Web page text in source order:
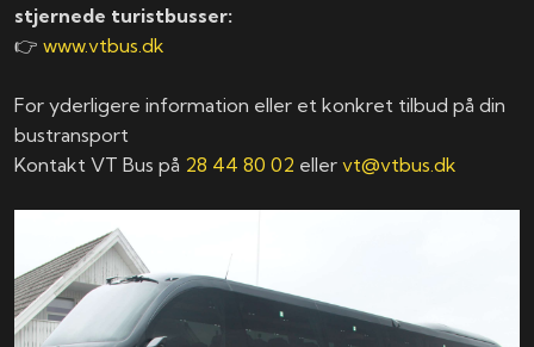
stjernede turistbusser:
👉www.vtbus.dk
For yderligere information eller et konkret tilbud på din
bustransport
Kontakt VT Bus på 28 44 80 02 ellervt@vtbus.dk